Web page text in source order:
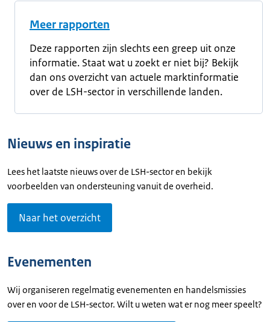
Meer rapporten
Deze rapporten zijn slechts een greep uit onze
informatie. Staat wat u zoekt er niet bij? Bekijk
dan ons overzicht van actuele marktinformatie
over de LSH-sector in verschillende landen.
Nieuws en inspiratie
Lees het laatste nieuws over de LSH-sector en bekijk
voorbeelden van ondersteuning vanuit de overheid.
Naar het overzicht
Evenementen
Wij organiseren regelmatig evenementen en handelsmissies
over en voor de LSH-sector. Wilt u weten wat er nog meer speelt?